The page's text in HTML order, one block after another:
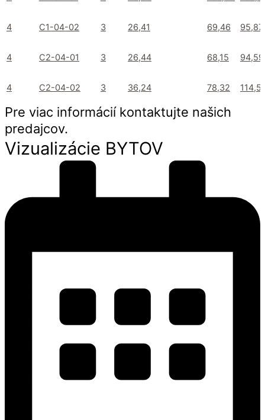
4 C1-04-02 3 26,41 69,46 95,87
4 C2-04-01 3 26,44 68,15 94,59
4 C2-04-02 3 36,24 78,32
Pre viac informácií kontaktujte našich
predajcov.
Vizualizácie BYTOV